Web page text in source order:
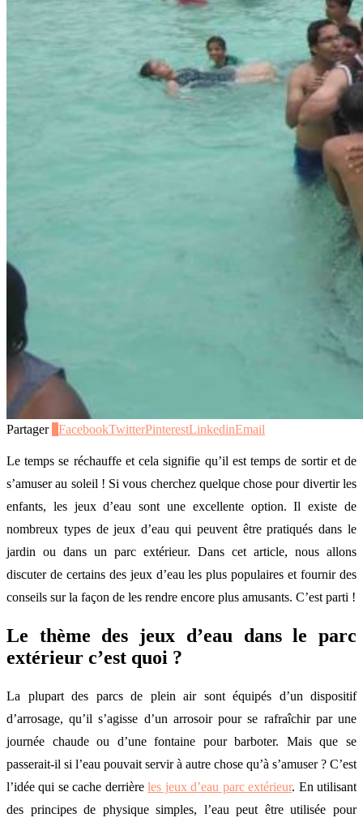
Partager FacebookTwitterPinterestLinkedinEmail
Le temps se réchauffe et cela signifie qu’il est temps de sortir et de
s’amuser au soleil ! Si vous cherchez quelque chose pour divertir les
enfants, les jeux d’eau sont une excellente option. Il existe de
nombreux types de jeux d’eau qui peuvent être pratiqués dans le
jardin ou dans un parc extérieur. Dans cet article, nous allons
discuter de certains des jeux d’eau les plus populaires et fournir des
conseils sur la façon de les rendre encore plus amusants. C’est parti !
Le thème des jeux d’eau dans le parc
extérieur c’est quoi ?
La plupart des parcs de plein air sont équipés d’un dispositif
d’arrosage, qu’il s’agisse d’un arrosoir pour se rafraîchir par une
journée chaude ou d’une fontaine pour barboter. Mais que se
passerait-il si l’eau pouvait servir à autre chose qu’à s’amuser ? C’est
l’idée qui se cache derrièreles jeux d’eau parc extérieur. En utilisant
des principes de physique simples, l’eau peut être utilisée pour